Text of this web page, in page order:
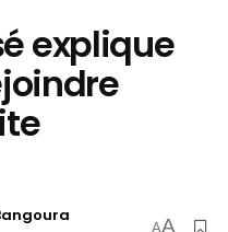
explique
AA